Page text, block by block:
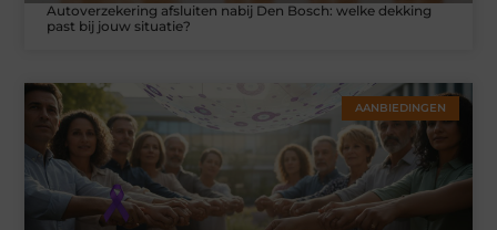
Autoverzekering afsluiten nabij Den Bosch: welke dekking
past bij jouw situatie?
AANBIEDINGEN